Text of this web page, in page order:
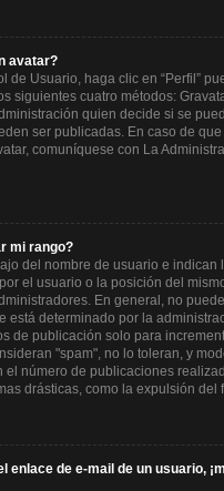
avatar?
de Usuario, haga clic en “Perfil”
siguientes cuatro métodos:
quien decide si se
ser publicadas. En caso de que
comuníquese con La
mi rango?
del nombre de usuario e indican
el usuario o la posición del
En general, no
está determinado por la
de publicación solo para
"spam", no lo toleran, y
el número de publicaciones
drásticas, como la expulsión del
enlace de e-mail de un usuario,